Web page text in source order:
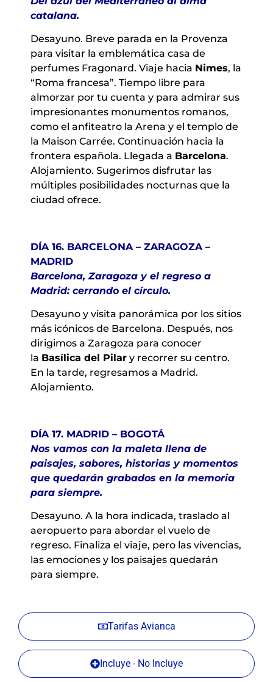
Tarifas Avianca
Incluye - No Incluye
catalana.
Desayuno. Breve parada en la Provenza
para visitar la emblemática casa de
perfumes Fragonard. Viaje hacia Nimes, la
“Roma francesa”. Tiempo libre para
almorzar por tu cuenta y para admirar sus
impresionantes monumentos romanos,
como el anfiteatro la Arena y el templo de
la Maison Carrée. Continuación hacia la
frontera española. Llegada a Barcelona.
Alojamiento. Sugerimos disfrutar las
múltiples posibilidades nocturnas que la
ciudad ofrece.
DÍA 16. BARCELONA – ZARAGOZA –
MADRID
Barcelona, Zaragoza y el regreso a
Madrid: cerrando el círculo.
Desayuno y visita panorámica por los sitios
más icónicos de Barcelona. Después, nos
dirigimos a Zaragoza para conocer
la Basílica del Pilar y recorrer su centro.
En la tarde, regresamos a Madrid.
Alojamiento.
DÍA 17. MADRID – BOGOTÁ
Nos vamos con la maleta llena de
paisajes, sabores, historias y momentos
que quedarán grabados en la memoria
para siempre.
Desayuno. A la hora indicada, traslado al
aeropuerto para abordar el vuelo de
regreso. Finaliza el viaje, pero las vivencias,
las emociones y los paisajes quedarán
para siempre.